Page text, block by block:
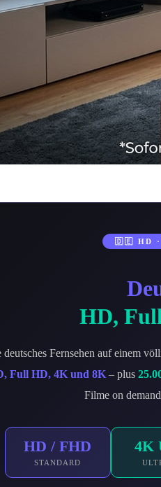
🇩🇪 HD ·
HD,
deutsches Fernsehen auf einem
Full HD, 4K und 8K– plus
Filme on
HD / FHD
STANDARD
4K